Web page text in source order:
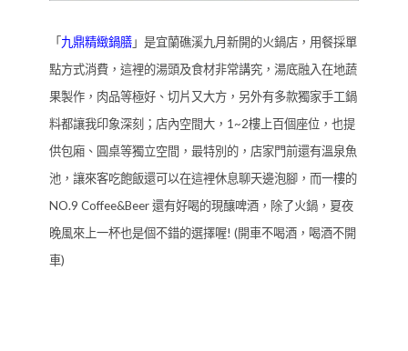
「 九鼎精緻鍋膳」是宜蘭礁溪九月新開的火鍋店，用餐採單
點方式消費，這裡的湯頭及食材非常講究，湯底融入在地蔬
果製作，肉品等極好、切片又大方，另外有多款獨家手工鍋
料都讓我印象深刻；店內空間大，1~2樓上百個座位，也提
供包廂、圓桌等獨立空間，最特別的，店家門前還有溫泉魚
池，讓來客吃飽飯還可以在這裡休息聊天邊泡腳，而一樓的
NO.9 Coffee&Beer 還有好喝的現釀啤酒，除了火鍋，夏夜
晚風來上一杯也是個不錯的選擇喔! (開車不喝酒，喝酒不開
車)